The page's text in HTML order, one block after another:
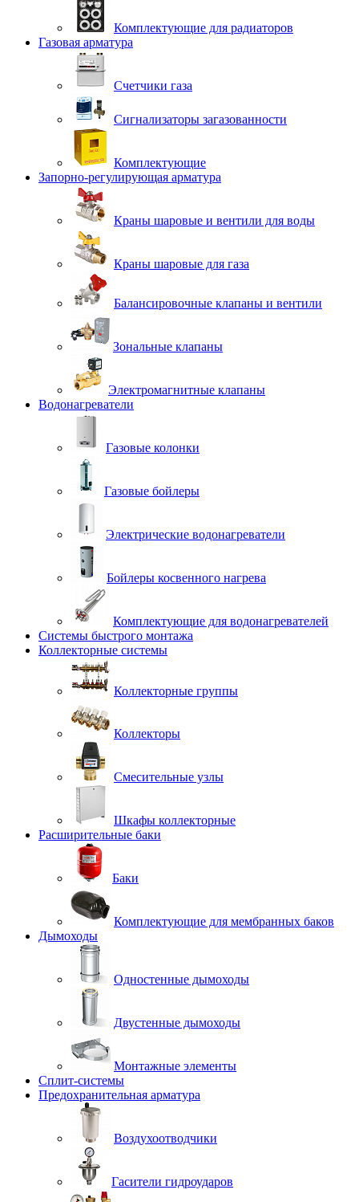
Комплектующие для радиаторов
Газовая арматура
Счетчики газа
Сигнализаторы загазованности
Комплектующие
Запорно-регулирующая арматура
Краны шаровые и вентили для воды
Краны шаровые для газа
Балансировочные клапаны и вентили
Зональные клапаны
Электромагнитные клапаны
Водонагреватели
Газовые колонки
Газовые бойлеры
Электрические водонагреватели
Бойлеры косвенного нагрева
Комплектующие для водонагревателей
Системы быстрого монтажа
Коллекторные системы
Коллекторные группы
Коллекторы
Смесительные узлы
Шкафы коллекторные
Расширительные баки
Баки
Комплектующие для мембранных баков
Дымоходы
Одностенные дымоходы
Двустенные дымоходы
Монтажные элементы
Сплит-системы
Предохранительная арматура
Воздухоотводчики
Гасители гидроударов